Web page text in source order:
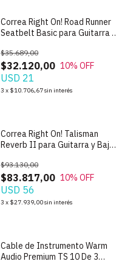
Correa Right On! Road Runner
Seatbelt Basic para Guitarra y
$32.120,00
$35.689,00
10% OFF
USD 21
3 x $10.706,67sin interés
Correa Right On! Talisman
Reverb II para Guitarra y Bajo-
$83.817,00
$93.130,00
10% OFF
USD 56
3 x $27.939,00sin interés
Cable de Instrumento Warm
Audio Premium TS 10 De 3